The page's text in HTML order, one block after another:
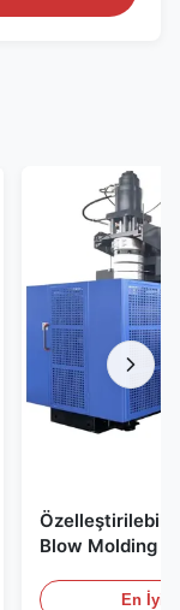
Blow Molding
Molding
En İyi